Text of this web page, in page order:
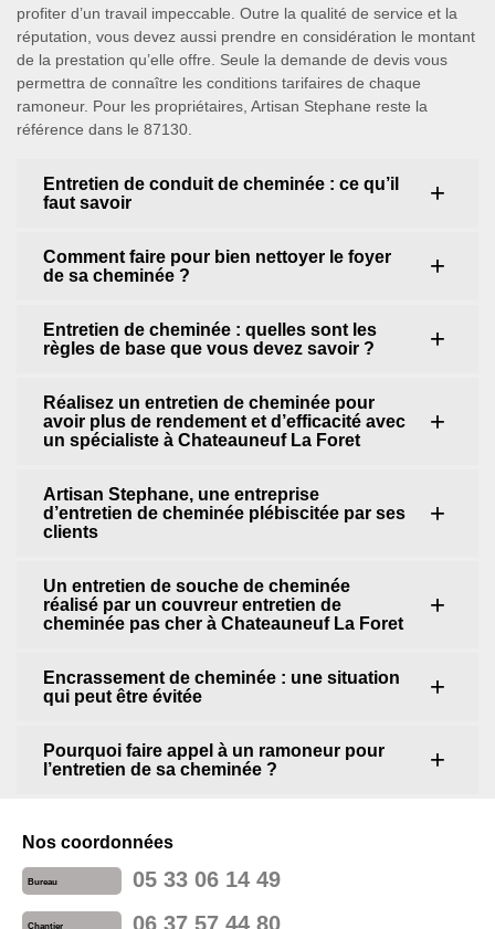
profiter d’un travail impeccable. Outre la qualité de service et la
réputation, vous devez aussi prendre en considération le montant
de la prestation qu’elle offre. Seule la demande de devis vous
permettra de connaître les conditions tarifaires de chaque
ramoneur. Pour les propriétaires, Artisan Stephane reste la
référence dans le 87130.
Entretien de conduit de cheminée : ce qu’il
faut savoir
Comment faire pour bien nettoyer le foyer
de sa cheminée ?
Entretien de cheminée : quelles sont les
règles de base que vous devez savoir ?
Réalisez un entretien de cheminée pour
avoir plus de rendement et d’efficacité avec
un spécialiste à Chateauneuf La Foret
Artisan Stephane, une entreprise
d’entretien de cheminée plébiscitée par ses
clients
Un entretien de souche de cheminée
réalisé par un couvreur entretien de
cheminée pas cher à Chateauneuf La Foret
Encrassement de cheminée : une situation
qui peut être évitée
Pourquoi faire appel à un ramoneur pour
l’entretien de sa cheminée ?
Nos coordonnées
Bureau 05 33 06 14 49
Chantier 06 37 57 44 80